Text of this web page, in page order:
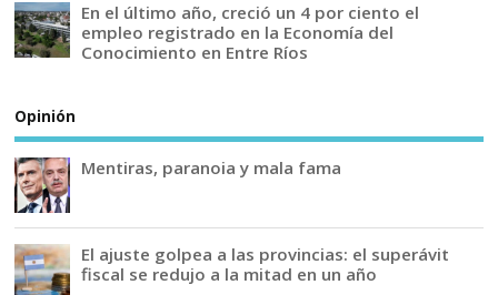
En el último año, creció un 4 por ciento el
empleo registrado en la Economía del
Conocimiento en Entre Ríos
Opinión
Mentiras, paranoia y mala fama
El ajuste golpea a las provincias: el superávit
fiscal se redujo a la mitad en un año